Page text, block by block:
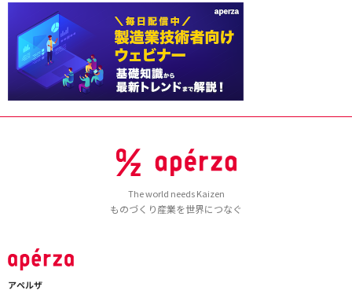
The world needs Kaizen
ものづくり産業を世界につなぐ
アペルザ